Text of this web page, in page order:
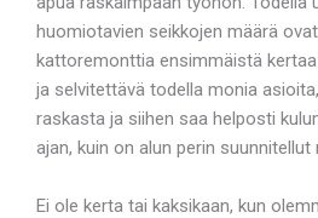
huomiotavien seikkojen määrä
kattoremonttia ensimmäistä
ja selvitettävä todella monia
raskasta ja siihen saa helposti
ajan, kuin on alun perin
Ei ole kerta tai kaksikaan, kun